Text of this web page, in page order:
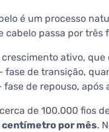
é um processo
cabelo passa por três
crescimento ativo, que
fase de transição,
fase de repouso,
de 100.000 fios
centímetro por mês.